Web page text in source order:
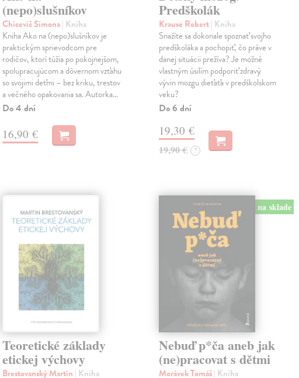
(nepo)slušníkov
Chicevič Simona| Kniha
Kniha Ako na (nepo)slušníkov je
praktickým sprievodcom pre
rodičov, ktorí túžia po pokojnejšom,
spolupracujúcom a dôvernom vzťahu
so svojimi deťmi – bez kriku, trestov
a večného opakovania sa. Autorka…
Do 4 dní
16,90 €
Predškolák
Krause Robert| Kniha
Snažíte sa dokonale spoznať svojho
predškoláka a pochopiť, čo práve v
danej situácii prežíva? Je možné
vlastným úsilím podporiť zdravý
vývin mozgu dieťaťa v predškolskom
veku?
Do 6 dní
19,30 €
19,90 € ?
Teoretické základy
etickej výchovy
Brestovanský Martin | Kniha
na sklade
Nebuď p*ča aneb jak
(ne)pracovat s dětmi
Morávek Tomáš| Kniha